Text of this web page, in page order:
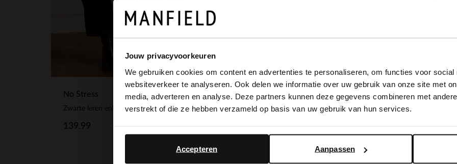
Jouw privacyvoorkeuren
We gebruiken cookies om content en advertenties te personaliseren, om functies voor social
websiteverkeer te analyseren. Ook delen we informatie over uw gebruik van onze site met
media, adverteren en analyse. Deze partners kunnen deze gegevens combineren met
verstrekt of die ze hebben verzameld op basis van uw gebruik van hun services.
Aanpassen
Accepteren
No Stress
Zwarte leren enkellaarsjes met hak
139.99
Manfield
179.99
It looks like your language isn't Dutch. Would you like to